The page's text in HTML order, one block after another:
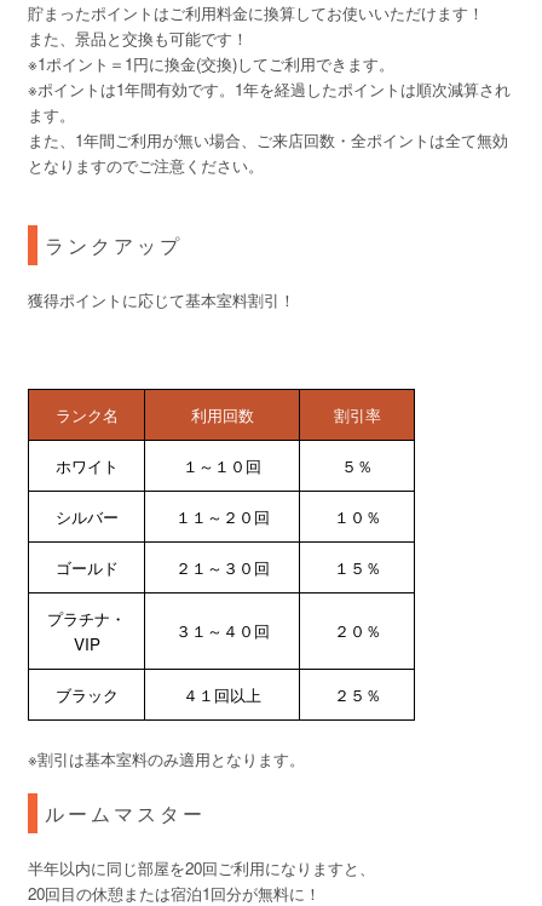
貯まったポイントはご利用料金に換算してお使いいただけます！
また、景品と交換も可能です！
※1ポイント＝1円に換金(交換)してご利用できます。
※ポイントは1年間有効です。1年を経過したポイントは順次減算され
ます。
また、1年間ご利用が無い場合、ご来店回数・全ポイントは全て無効
となりますのでご注意ください。
ランクアップ
獲得ポイントに応じて基本室料割引！
ランク名 利用回数 割引率
ホワイト １～１０回 ５％
シルバー １１～２０回 １０％
ゴールド ２１～３０回 １５％
プラチナ・
VIP
３１～４０回 ２０％
ブラック ４１回以上 ２５％
※割引は基本室料のみ適用となります。
ルームマスター
半年以内に同じ部屋を20回ご利用になりますと、
20回目の休憩または宿泊1回分が無料に！